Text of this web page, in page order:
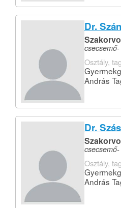
Dr.
Osztály,
András
Dr.
Osztály,
András